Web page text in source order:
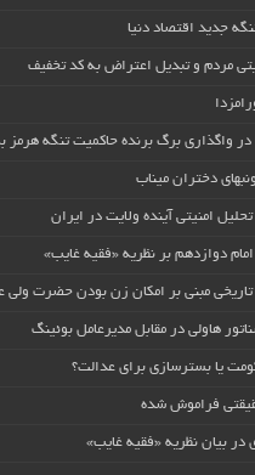
جدید اقتصاد دنیا
مردم و تبدیل اعتراض به کد تخفیف
واگذاری برگ برنده حاکمیت تنگه هرمز
دختران میناب
امنیتی آینده ولایت در ایران
دوازدهم بر نظریه «فقیه غایب»
تاریخی مبنی بر امکان زن بودن حضرت
هاولی در مقابل مدیرعامل بوئینگ
یا بسترسازی برای عدالت؟
فراموش شده
بیان نظریه «فقیه غایب»